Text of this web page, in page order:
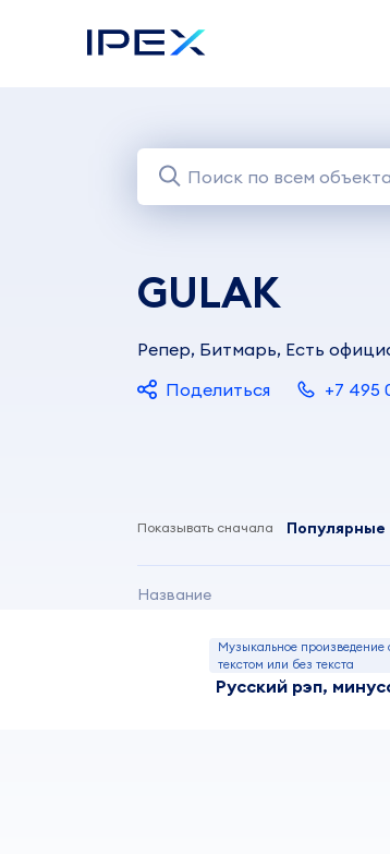
GULAK
Репер, Битмарь, Есть
Поделиться
+7 495
Показывать сначала Популярные
Название
Музыкальное произведение
текстом или без текста
Русский рэп,